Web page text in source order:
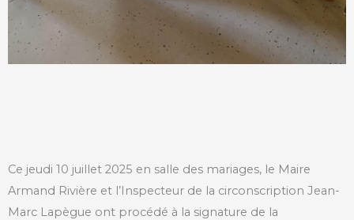
Ce jeudi 10 juillet 2025 en salle des mariages, le Maire
Armand Rivière et l’Inspecteur de la circonscription Jean-
Marc Lapègue ont procédé à la signature de la